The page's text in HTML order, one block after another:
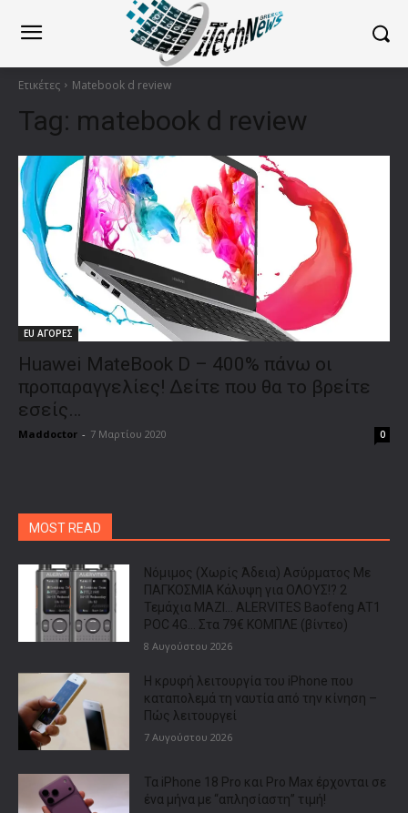
Ετικέτες Matebook d review
Tag: matebook d review
EU ΑΓΟΡΕΣ
Huawei MateBook D – 400% πάνω οι
προπαραγγελίες! Δείτε που θα το βρείτε
εσείς…
Maddoctor - 7 Μαρτίου 2020 0
MOST READ
Νόμιμος (Χωρίς Άδεια) Ασύρματος Με
ΠΑΓΚΟΣΜΙΑ Κάλυψη για ΟΛΟΥΣ!? 2
Τεμάχια ΜΑΖΙ… ALERVITES Baofeng AT1
POC 4G… Στα 79€ ΚΟΜΠΛΕ (βίντεο)
8 Αυγούστου 2026
Η κρυφή λειτουργία του iPhone που
καταπολεμά τη ναυτία από την κίνηση –
Πώς λειτουργεί
7 Αυγούστου 2026
Τα iPhone 18 Pro και Pro Max έρχονται σε
ένα μήνα με “απλησίαστη” τιμή!